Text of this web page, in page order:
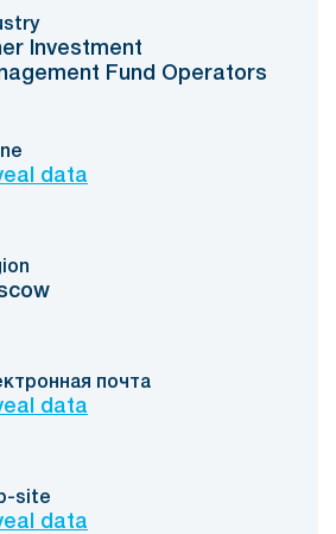
Investment
Fund Operators
data
почта
data
site
data